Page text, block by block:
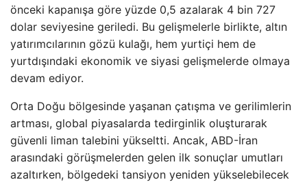
önceki kapanışa göre yüzde 0,5 azalarak 4 bin 727
dolar seviyesine geriledi. Bu gelişmelerle birlikte, altın
yatırımcılarının gözü kulağı, hem yurtiçi hem de
yurtdışındaki ekonomik ve siyasi gelişmelerde olmaya
devam ediyor.
Orta Doğu bölgesinde yaşanan çatışma ve gerilimlerin
artması, global piyasalarda tedirginlik oluşturarak
güvenli liman talebini yükseltti. Ancak, ABD-İran
arasındaki görüşmelerden gelen ilk sonuçlar umutları
azaltırken, bölgedeki tansiyon yeniden yükselebilecek